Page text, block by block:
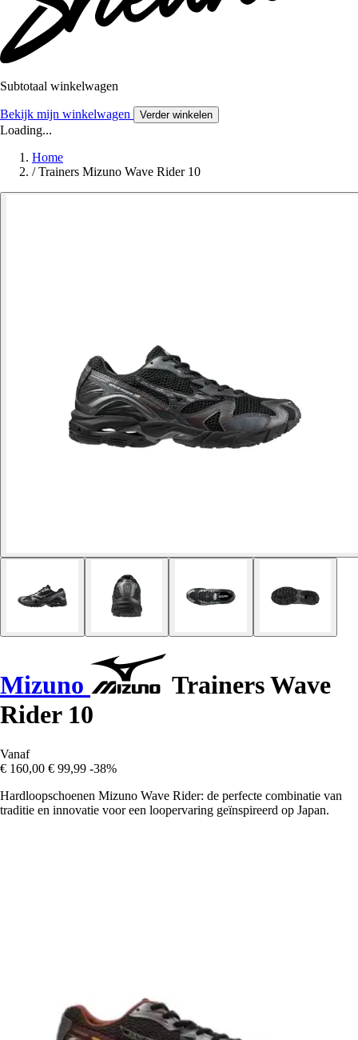
Subtotaal winkelwagen
Bekijk mijn winkelwagen Verder winkelen
Loading...
Home
/ Trainers Mizuno Wave Rider 10
Mizuno
Trainers Wave
Rider 10
Vanaf
€ 160,00 € 99,99 -38%
Hardloopschoenen Mizuno Wave Rider: de perfecte combinatie van
traditie en innovatie voor een loopervaring geïnspireerd op Japan.